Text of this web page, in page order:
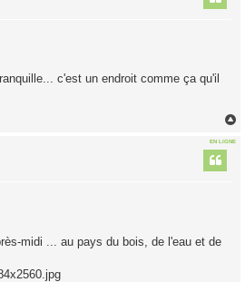
c'est un endroit comme ça qu'il
EN LIGNE
midi ... au pays du bois, de l'eau et de